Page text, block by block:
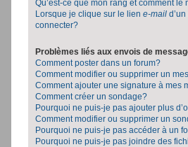
Qu’est-ce que mon rang et comment le
Lorsque je clique sur le lien e-mail
connecter?
Problèmes liés aux envois de
Comment poster dans un forum?
Comment modifier ou supprimer un
Comment ajouter une signature à mes
Comment créer un sondage?
Pourquoi ne puis-je pas ajouter plus
Comment modifier ou supprimer un
Pourquoi ne puis-je pas accéder à un
Pourquoi ne puis-je pas joindre des